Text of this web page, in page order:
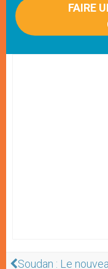
FAIRE
Soudan : Le